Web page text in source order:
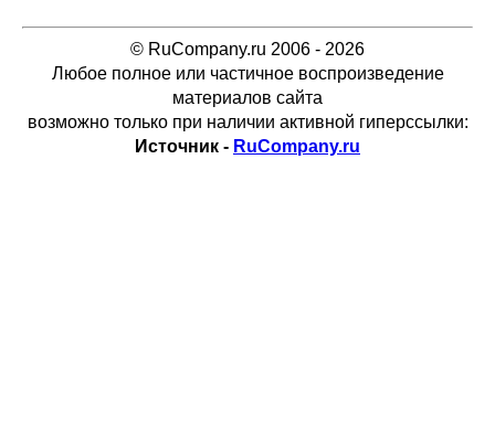
© RuCompany.ru 2006 - 2026
Любое полное или частичное воспроизведение
материалов сайта
возможно только при наличии активной гиперссылки:
Источник - RuCompany.ru